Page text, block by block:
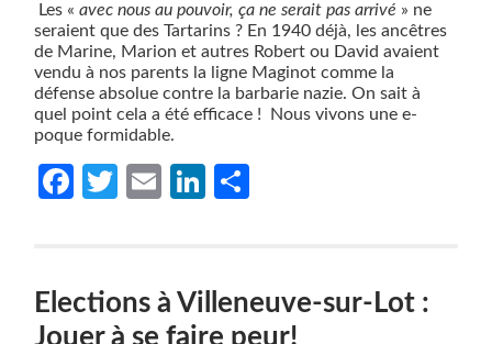
Les «avec nous au pouvoir, ça ne serait pas arrivé » ne
seraient que des Tartarins ? En 1940 déjà, les ancêtres
de Marine, Marion et autres Robert ou David avaient
vendu à nos parents la ligne Maginot comme la
défense absolue contre la barbarie nazie. On sait à
quel point cela a été efficace !
Nous vivons une e-
poque formidable.
Facebook
Twitter
EmailLinkedIn
Elections à Villeneuve-sur-Lot :
Jouer à se faire peur!